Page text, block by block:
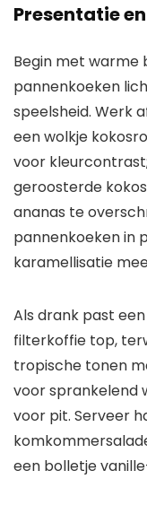
Presentatie
Begin met warme
pannenkoeken
speelsheid. Werk
een wolkje
voor
geroosterde
ananas te
pannenkoeken in
karamellisatie
Als drank past
filterkoffie top,
tropische tonen
voor sprankelend
voor pit. Serveer
een bolletje